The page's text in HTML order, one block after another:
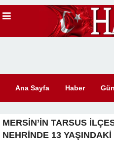
Ana Sayfa Haber
MERSİN’İN TARSUS
NEHRİNDE 13